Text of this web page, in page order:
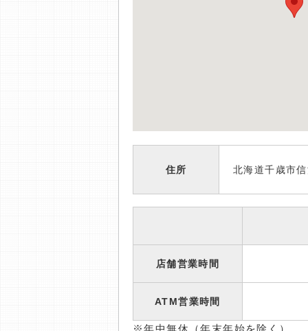
住所 北海道千歳市
店舗営業時間
ATM営業時間
※年中無休（年末年始を除く）